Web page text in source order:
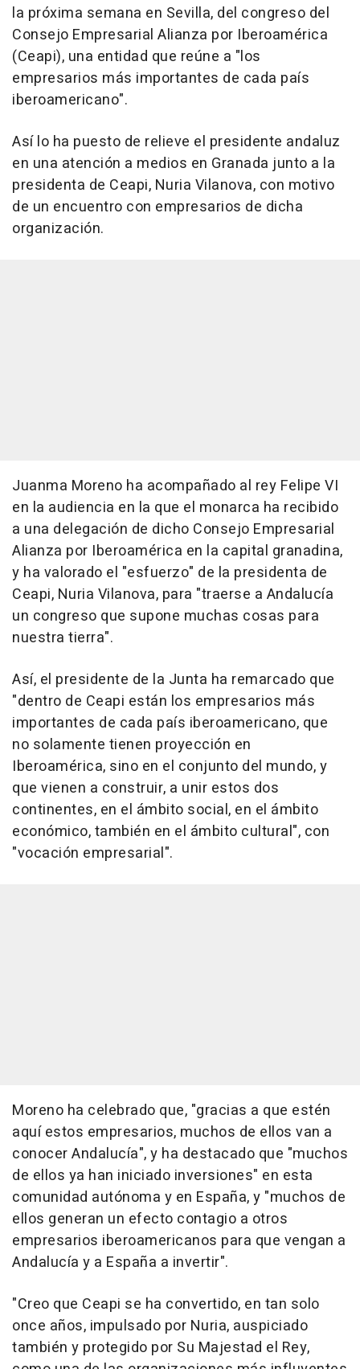
la próxima semana en Sevilla, del congreso del
Consejo Empresarial Alianza por Iberoamérica
(Ceapi), una entidad que reúne a "los
empresarios más importantes de cada país
iberoamericano".
Así lo ha puesto de relieve el presidente andaluz
en una atención a medios en Granada junto a la
presidenta de Ceapi, Nuria Vilanova, con motivo
de un encuentro con empresarios de dicha
organización.
Juanma Moreno ha acompañado al rey Felipe VI
en la audiencia en la que el monarca ha recibido
a una delegación de dicho Consejo Empresarial
Alianza por Iberoamérica en la capital granadina,
y ha valorado el "esfuerzo" de la presidenta de
Ceapi, Nuria Vilanova, para "traerse a Andalucía
un congreso que supone muchas cosas para
nuestra tierra".
Así, el presidente de la Junta ha remarcado que
"dentro de Ceapi están los empresarios más
importantes de cada país iberoamericano, que
no solamente tienen proyección en
Iberoamérica, sino en el conjunto del mundo, y
que vienen a construir, a unir estos dos
continentes, en el ámbito social, en el ámbito
económico, también en el ámbito cultural", con
"vocación empresarial".
Moreno ha celebrado que, "gracias a que estén
aquí estos empresarios, muchos de ellos van a
conocer Andalucía", y ha destacado que "muchos
de ellos ya han iniciado inversiones" en esta
comunidad autónoma y en España, y "muchos de
ellos generan un efecto contagio a otros
empresarios iberoamericanos para que vengan a
Andalucía y a España a invertir".
"Creo que Ceapi se ha convertido, en tan solo
once años, impulsado por Nuria, auspiciado
también y protegido por Su Majestad el Rey,